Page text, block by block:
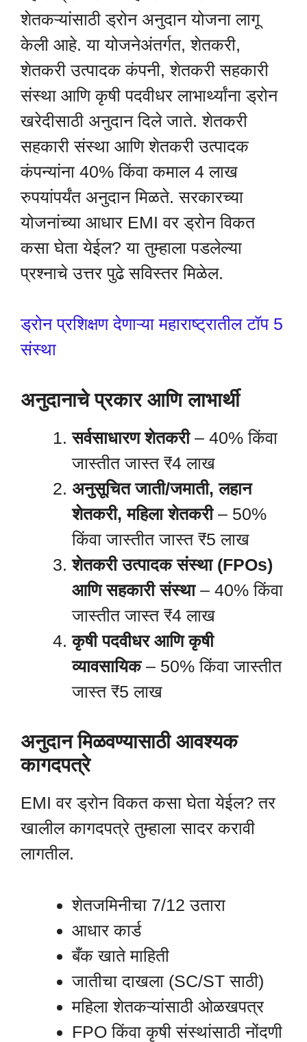
शेतकऱ्यांसाठी ड्रोन अनुदान योजना लागू
केली आहे. या योजनेअंतर्गत, शेतकरी,
शेतकरी उत्पादक कंपनी, शेतकरी सहकारी
संस्था आणि कृषी पदवीधर लाभार्थ्यांना ड्रोन
खरेदीसाठी अनुदान दिले जाते. शेतकरी
सहकारी संस्था आणि शेतकरी उत्पादक
कंपन्यांना 40% किंवा कमाल 4 लाख
रुपयांपर्यंत अनुदान मिळते. सरकारच्या
योजनांच्या आधार EMI वर ड्रोन विकत
कसा घेता येईल? या तुम्हाला पडलेल्या
प्रश्नाचे उत्तर पुढे सविस्तर मिळेल.
ड्रोन प्रशिक्षण देणाऱ्या महाराष्ट्रातील टॉप 5
संस्था
अनुदानाचे प्रकार आणि लाभार्थी
सर्वसाधारण शेतकरी– 40% किंवा
जास्तीत जास्त ₹4 लाख
अनुसूचित जाती/जमाती, लहान
शेतकरी, महिला शेतकरी– 50%
किंवा जास्तीत जास्त ₹5 लाख
शेतकरी उत्पादक संस्था (FPOs)
आणि सहकारी संस्था– 40% किंवा
जास्तीत जास्त ₹4 लाख
कृषी पदवीधर आणि कृषी
व्यावसायिक– 50% किंवा जास्तीत
जास्त ₹5 लाख
अनुदान मिळवण्यासाठी आवश्यक
कागदपत्रे
EMI वर ड्रोन विकत कसा घेता येईल? तर
खालील कागदपत्रे तुम्हाला सादर करावी
लागतील.
शेतजमिनीचा 7/12 उतारा
आधार कार्ड
बँक खाते माहिती
जातीचा दाखला (SC/ST साठी)
महिला शेतकऱ्यांसाठी ओळखपत्र
FPO किंवा कृषी संस्थांसाठी नोंदणी